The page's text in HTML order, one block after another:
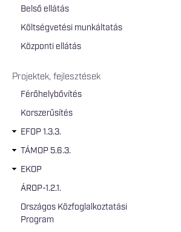
Belső ellátás
Költségvetési munkáltatás
Központi ellátás
Projektek, fejlesztések
Férőhelybővítés
Korszerűsítés
EFOP 1.3.3.
TÁMOP 5.6.3.
EKOP
ÁROP-1.2.1.
Országos Közfoglalkoztatási
Program